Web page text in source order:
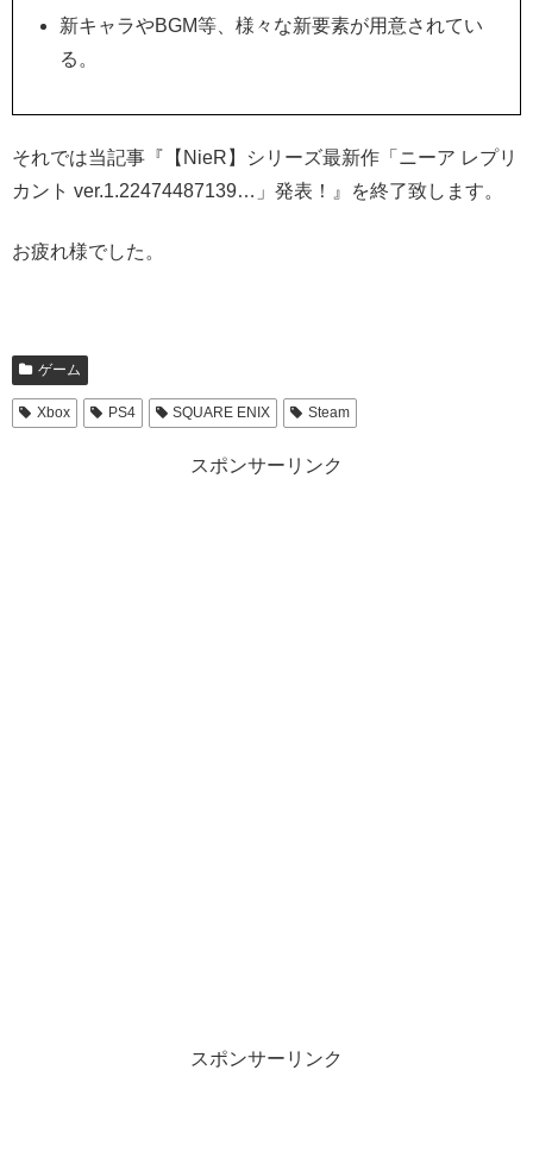
新キャラやBGM等、様々な新要素が用意されてい
る。
それでは当記事『【NieR】シリーズ最新作「ニーア レプリ
カント ver.1.22474487139…」発表！』を終了致します。
お疲れ様でした。
ゲーム
Xbox PS4 SQUARE ENIX Steam
スポンサーリンク
スポンサーリンク